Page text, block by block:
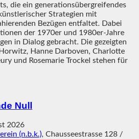
die ein generationsübergreifendes
Strategien mit
Bezügen entfaltet. Dabei
der 1970er und 1980er-Jahre
in Dialog gebracht. Die gezeigten
Hanne Darboven, Charlotte
und Rosemarie Trockel stehen für
Null
2026
(n.b.k.), Chausseestrasse 128 /